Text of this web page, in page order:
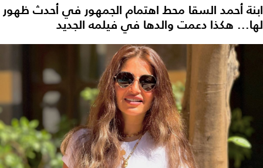
ابنة أحمد السقا محط اهتمام الجمهور في أحدث ظهور
لها... هكذا دعمت والدها في فيلمه الجديد